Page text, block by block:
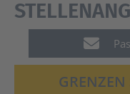
GRENZEN